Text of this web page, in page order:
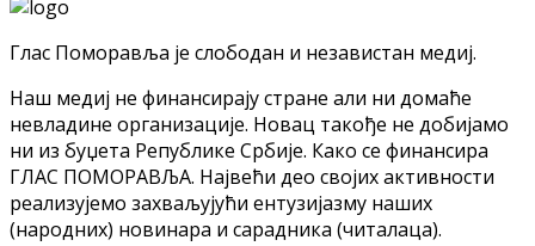
Глас Поморавља је слободан и независтан медиј.
Наш медиј не финансирају стране али ни домаће
невладине организације. Новац такође не добијамо
ни из буџета Републике Србије. Како се финансира
ГЛАС ПОМОРАВЉА. Највећи део својих активности
реализујемо захваљујући ентузијазму наших
(народних) новинара и сарадника (читалаца).